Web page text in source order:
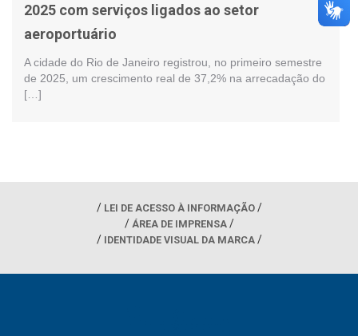
2025 com serviços ligados ao setor
aeroportuário
A cidade do Rio de Janeiro registrou, no primeiro semestre
de 2025, um crescimento real de 37,2% na arrecadação do
[…]
LEI DE ACESSO À INFORMAÇÃO
ÁREA DE IMPRENSA
IDENTIDADE VISUAL DA MARCA